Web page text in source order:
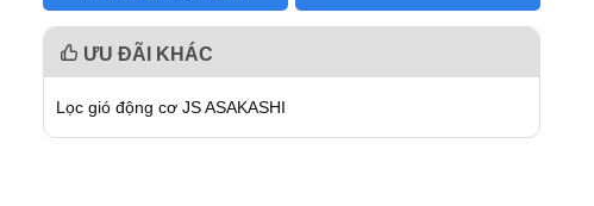
ƯU ĐÃI KHÁC
Lọc gió động cơ JS ASAKASHI